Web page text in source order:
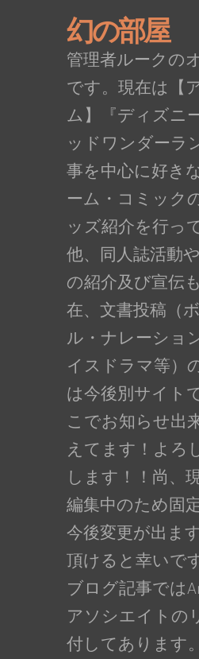
幻の部屋
管理者ルークの
です。現在は【
ム】『ディズニ
ッドワンダーラ
事を中心に好き
ーム・コミック
ッズ紹介を行っ
他、同人誌活動
の紹介及び宣伝
在、文書投稿（
ル・ナレーショ
イスドラマ等）
は今後別サイト
こでお知らせ出
えてます！よろ
します！！尚、
編集中のため固
今後変更が出ま
頂けると幸いで
ブログ記事では
アソシエイトの
付してあります。